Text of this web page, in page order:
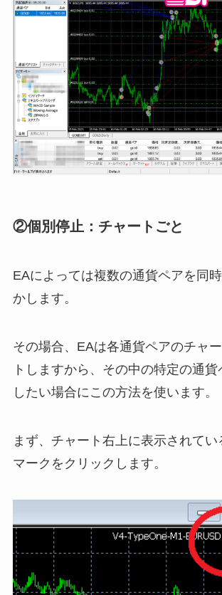
②個別停止：チャートごと
EAによっては複数の通貨ペアを同
かします。
その場合、EAは各通貨ペアのチャ
トしますから、その中の特定の通貨
したい場合にこの方法を使います。
まず、チャート右上に表示されて
マークをクリックします。